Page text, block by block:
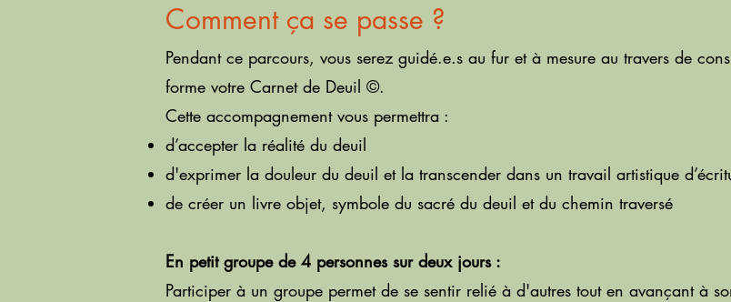
Comment ça se passe ?
Pendant ce parcours, vous serez guidé.e.s au fur et à mesure au travers de
forme votre Carnet de Deuil ©.
Cette accompagnement vous permettra :
d’accepter la réalité du deuil
d'exprimer la douleur du deuil et la transcender dans un travail artistique
de créer un livre objet, symbole du sacré du deuil et du chemin traversé
En petit groupe de 4 personnes sur deux jours :
Participer à un groupe permet de se sentir relié à d'autres tout en avançant à